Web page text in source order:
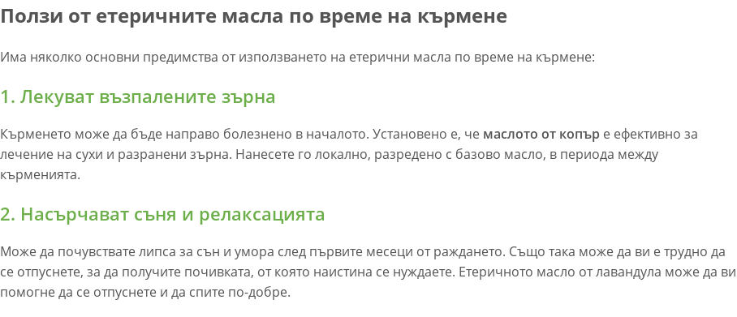
Ползи от етеричните масла по време на кърмене
Има няколко основни предимства от използването на етерични масла по време на кърмене:
1. Лекуват възпалените зърна
Кърменето може да бъде направо болезнено в началото. Установено е, че маслото от копър е ефективно за
лечение на сухи и разранени зърна. Нанесете го локално, разредено с базово масло, в периода между
кърменията.
2. Насърчават съня и релаксацията
Може да почувствате липса за сън и умора след първите месеци от раждането. Също така може да ви е трудно да
се отпуснете, за да получите почивката, от която наистина се нуждаете. Етеричното масло от лавандула може да ви
помогне да се отпуснете и да спите по-добре.